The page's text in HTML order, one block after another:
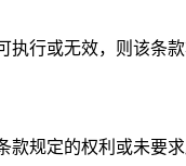
行或无效，则该条
款规定的权利或未要